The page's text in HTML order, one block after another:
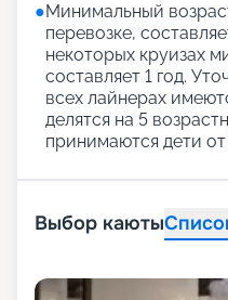
●Минимальный
перевозке,
некоторых круизах
составляет 1 год.
всех лайнерах
делятся на 5
принимаются дети от
Выбор каюты